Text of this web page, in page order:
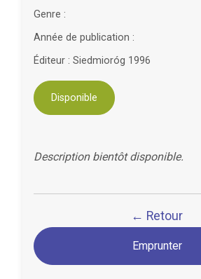
Genre :
Année de publication :
Éditeur : Siedmioróg 1996
Disponible
Description bientôt disponible.
← Retour
Emprunter